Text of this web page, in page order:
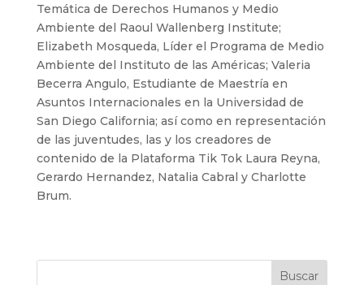
Temática de Derechos Humanos y Medio
Ambiente del Raoul Wallenberg Institute;
Elizabeth Mosqueda, Líder el Programa de Medio
Ambiente del Instituto de las Américas; Valeria
Becerra Angulo, Estudiante de Maestría en
Asuntos Internacionales en la Universidad de
San Diego California; así como en representación
de las juventudes, las y los creadores de
contenido de la Plataforma Tik Tok Laura Reyna,
Gerardo Hernandez, Natalia Cabral y Charlotte
Brum.
Buscar